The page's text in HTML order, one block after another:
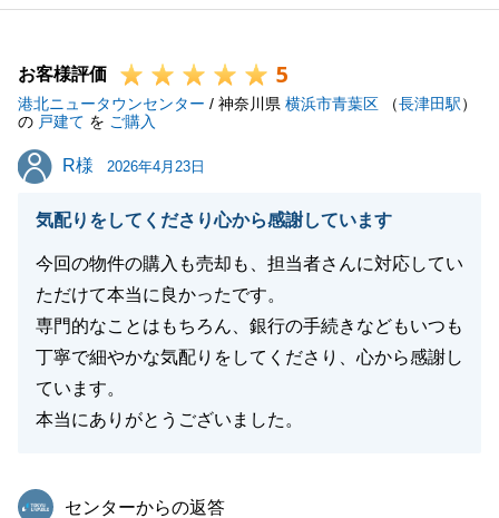
軽に申し付けください。
お客様評価 5
港北ニュータウンセンター / 神奈川県 横浜市青葉区 （長津田駅）
の 戸建て を ご購入
R様
R様 2026年4月23日
気配りをしてくださり心から感謝しています
今回の物件の購入も売却も、担当者さんに対応してい
ただけて本当に良かったです。
専門的なことはもちろん、銀行の手続きなどもいつも
丁寧で細やかな気配りをしてくださり、心から感謝し
ています。
本当にありがとうございました。
東急リバブル
センターからの返答